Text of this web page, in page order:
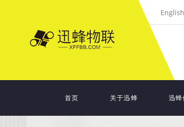
English
首页 关于迅蜂 迅蜂